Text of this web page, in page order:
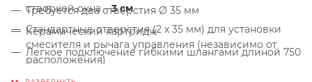
створкой окна –3 см
Стандартные отверстия (2 x 35 мм) для установки
смесителя и рычага управления (независимо от
расположения)
Требуется два отверстия Ø 35 мм
Керамический картридж
Легкое подключение гибкими шлангами длиной 750
мм с гайкой ⅜“